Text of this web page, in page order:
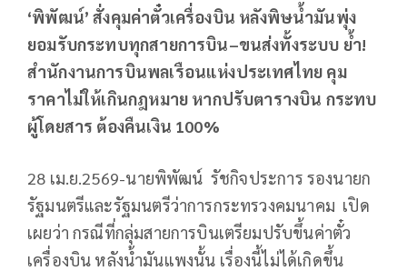
‘พิพัฒน์’ สั่งคุมค่าตั๋วเครื่องบิน หลังพิษน้ำมันพุ่ง
ยอมรับกระทบทุกสายการบิน–ขนส่งทั้งระบบ ย้ำ!
สำนักงานการบินพลเรือนแห่งประเทศไทย คุม
ราคาไม่ให้เกินกฎหมาย หากปรับตารางบิน กระทบ
ผู้โดยสาร ต้องคืนเงิน 100%
28 เม.ย.2569-นายพิพัฒน์ รัชกิจประการ รองนายก
รัฐมนตรีและรัฐมนตรีว่าการกระทรวงคมนาคม เปิด
เผยว่า กรณีที่กลุ่มสายการบินเตรียมปรับขึ้นค่าตั๋ว
เครื่องบิน หลังน้ำมันแพงนั้น เรื่องนี้ไม่ได้เกิดขึ้น